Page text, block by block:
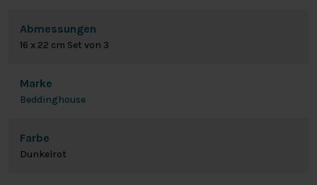
Abmessungen
16 x 22 cm Set von 3
Marke
Beddinghouse
Farbe
Dunkelrot